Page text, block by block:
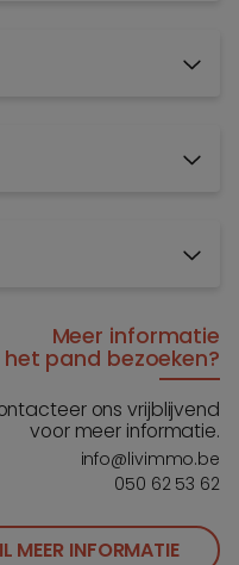
Meer informatie
pand bezoeken?
ons vrijblijvend
voor meer informatie.
info@livimmo.be
050 62 53 62
MEER INFORMATIE